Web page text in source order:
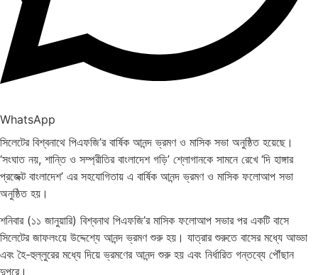
WhatsApp
সিলেটের বিশ্বনাথে পিএফজি’র বার্ষিক আনন্দ ভ্রমণ ও মাসিক সভা অনুষ্ঠিত হয়েছে।
‘সংঘাত নয়, শান্তি ও সম্প্রীতির বাংলাদেশ গড়ি’ শ্লোগানকে সামনে রেখে ‘দি হাঙ্গার
প্রজেক্ট বাংলাদেশ’ এর সহযোগিতায় এ বার্ষিক আনন্দ ভ্রমণ ও মাসিক ফলোআপ সভা
অনুষ্ঠিত হয়।
শনিবার (১১ জানুয়ারি) বিশ্বনাথ পিএফজি’র মাসিক ফলোআপ সভার পর একটি বাসে
সিলেটের জাফলংয়ে উদ্দেশ্যে আনন্দ ভ্রমণ শুরু হয়। যাত্রার শুরুতে বাসের মধ্যে আড্ডা
এবং হৈ-হুল্লুরের মধ্যে দিয়ে ভ্রমণের আনন্দ শুরু হয় এবং নির্ধারিত গন্তব্যে পৌঁছান
দুপুরে।